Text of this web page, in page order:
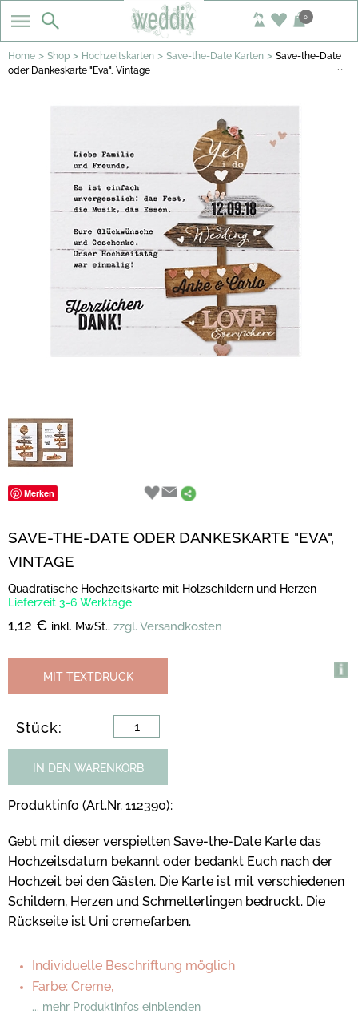
0
Home > Shop > Hochzeitskarten > Save-the-Date Karten > Save-the-Date
oder Dankeskarte "Eva", Vintage
…
Merken
SAVE-THE-DATE ODER DANKESKARTE "EVA",
VINTAGE
Quadratische Hochzeitskarte mit Holzschildern und Herzen
Lieferzeit 3-6 Werktage
1,12 € inkl. MwSt., zzgl. Versandkosten
MIT TEXTDRUCK
Stück:
IN DEN WARENKORB
Produktinfo (Art.Nr. 112390):
Gebt mit dieser verspielten Save-the-Date Karte das
Hochzeitsdatum bekannt oder bedankt Euch nach der
Hochzeit bei den Gästen. Die Karte ist mit verschiedenen
Schildern, Herzen und Schmetterlingen bedruckt. Die
Rückseite ist Uni cremefarben.
Individuelle Beschriftung möglich
Farbe: Creme,
... mehr Produktinfos einblenden